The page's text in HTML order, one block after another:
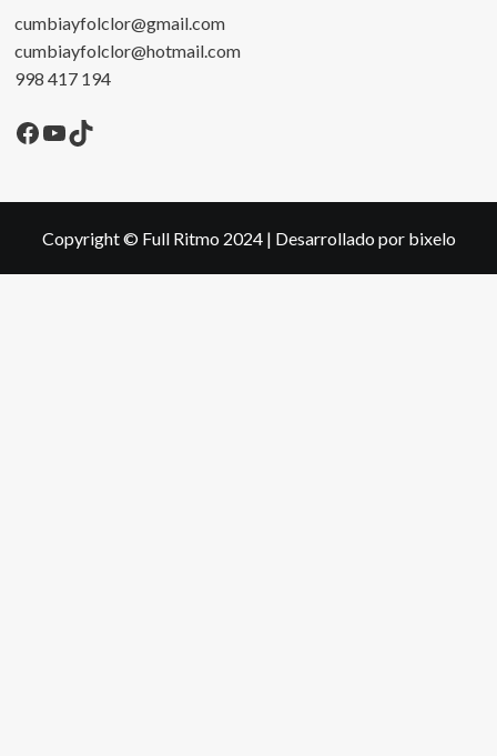
cumbiayfolclor@gmail.com
cumbiayfolclor@hotmail.com
998 417 194
Facebook
YouTube
TikTok
Copyright © Full Ritmo 2024 | Desarrollado por bixelo